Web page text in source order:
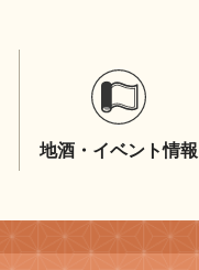
地酒・イベント情報